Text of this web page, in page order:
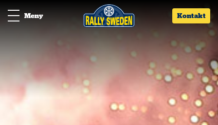
Kontakt
Meny